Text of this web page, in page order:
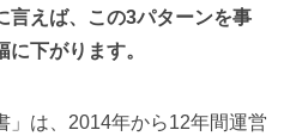
言えば、この3パターンを事
下がります。
」は、2014年から12年間運営